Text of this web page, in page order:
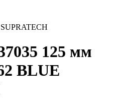
125 мм
BLUE